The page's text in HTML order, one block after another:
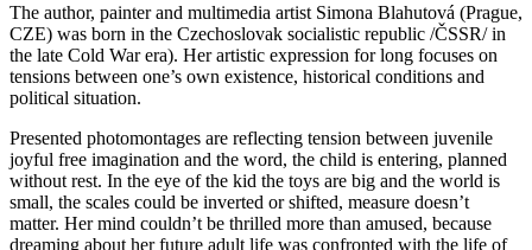
The author, painter and multimedia artist Simona Blahutová (Prague,
CZE) was born in the Czechoslovak socialistic republic /ČSSR/ in
the late Cold War era). Her artistic expression for long focuses on
tensions between one’s own existence, historical conditions and
political situation.
Presented photomontages are reflecting tension between juvenile
joyful free imagination and the word, the child is entering, planned
without rest. In the eye of the kid the toys are big and the world is
small, the scales could be inverted or shifted, measure doesn’t
matter. Her mind couldn’t be thrilled more than amused, because
dreaming about her future adult life was confronted with the life of